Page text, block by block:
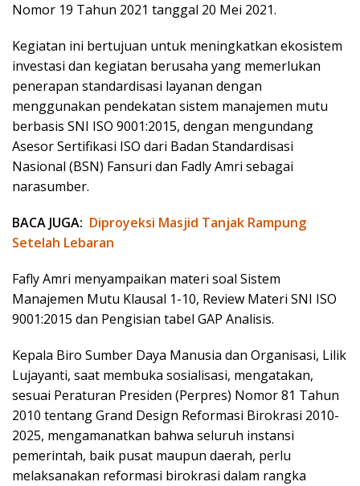
Nomor 19 Tahun 2021 tanggal 20 Mei 2021.
Kegiatan ini bertujuan untuk meningkatkan ekosistem
investasi dan kegiatan berusaha yang memerlukan
penerapan standardisasi layanan dengan
menggunakan pendekatan sistem manajemen mutu
berbasis SNI ISO 9001:2015, dengan mengundang
Asesor Sertifikasi ISO dari Badan Standardisasi
Nasional (BSN) Fansuri dan Fadly Amri sebagai
narasumber.
BACA JUGA: Diproyeksi Masjid Tanjak Rampung
Setelah Lebaran
Fafly Amri menyampaikan materi soal Sistem
Manajemen Mutu Klausal 1-10, Review Materi SNI ISO
9001:2015 dan Pengisian tabel GAP Analisis.
Kepala Biro Sumber Daya Manusia dan Organisasi, Lilik
Lujayanti, saat membuka sosialisasi, mengatakan,
sesuai Peraturan Presiden (Perpres) Nomor 81 Tahun
2010 tentang Grand Design Reformasi Birokrasi 2010-
2025, mengamanatkan bahwa seluruh instansi
pemerintah, baik pusat maupun daerah, perlu
melaksanakan reformasi birokrasi dalam rangka